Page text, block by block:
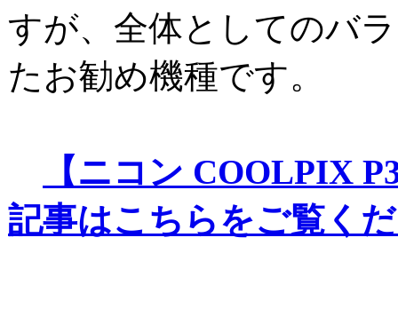
すが、全体としてのバ
たお勧め機種です。
【ニコン COOLPIX
記事はこちらをご覧く